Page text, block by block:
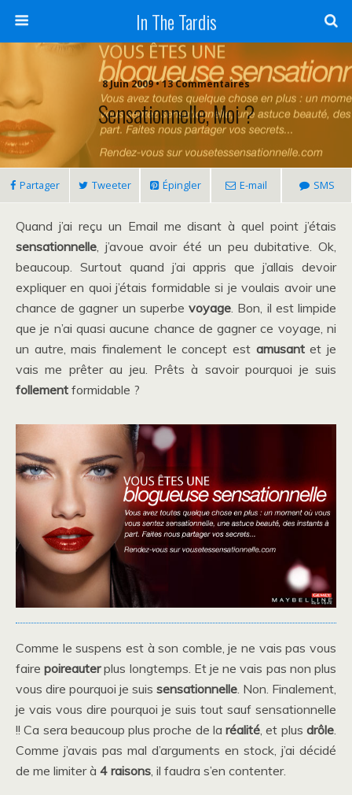
In The Tardis
8 Juin 2009 • 13 Commentaires
Sensationnelle, Moi ?
Partager Tweeter Épingler E-mail SMS
Quand j’ai reçu un Email me disant à quel point j’étais
sensationnelle, j’avoue avoir été un peu dubitative. Ok,
beaucoup. Surtout quand j’ai appris que j’allais devoir
expliquer en quoi j’étais formidable si je voulais avoir une
chance de gagner un superbevoyage. Bon, il est limpide
que je n’ai quasi aucune chance de gagner ce voyage, ni
un autre, mais finalement le concept est amusantet je
vais me prêter au jeu. Prêts à savoir pourquoi je suis
follement formidable ?
Comme le suspens est à son comble, je ne vais pas vous
fairepoireauterplus longtemps. Et je ne vais pas non plus
vous dire pourquoi je suis sensationnelle. Non. Finalement,
je vais vous dire pourquoi je suis tout sauf sensationnelle
!! Ca sera beaucoup plus proche de laréalité, et plusdrôle.
Comme j’avais pas mal d’arguments en stock, j’ai décidé
de me limiter à 4 raisons, il faudra s’en contenter.